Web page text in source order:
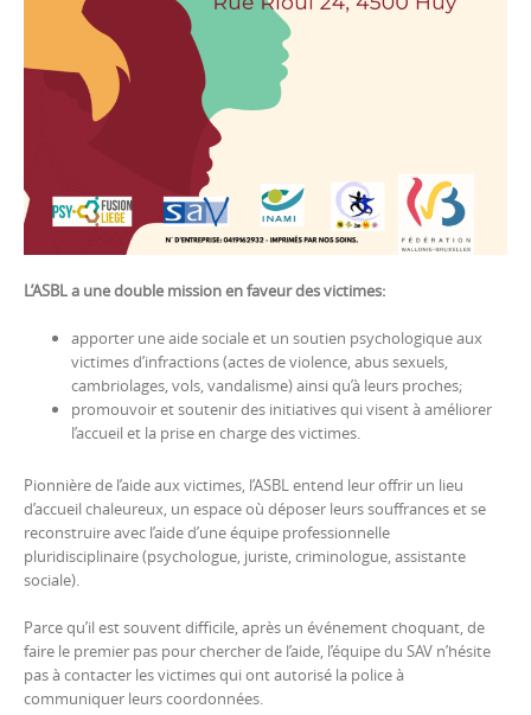
L’ASBL a une double mission en faveur des victimes:
apporter une aide sociale et un soutien psychologique aux
victimes d’infractions (actes de violence, abus sexuels,
cambriolages, vols, vandalisme) ainsi qu’à leurs proches;
promouvoir et soutenir des initiatives qui visent à améliorer
l’accueil et la prise en charge des victimes.
Pionnière de l’aide aux victimes, l’ASBL entend leur offrir un lieu
d’accueil chaleureux, un espace où déposer leurs souffrances et se
reconstruire avec l’aide d’une équipe professionnelle
pluridisciplinaire (psychologue, juriste, criminologue, assistante
sociale).
Parce qu’il est souvent difficile, après un événement choquant, de
faire le premier pas pour chercher de l’aide, l’équipe du SAV n’hésite
pas à contacter les victimes qui ont autorisé la police à
communiquer leurs coordonnées.